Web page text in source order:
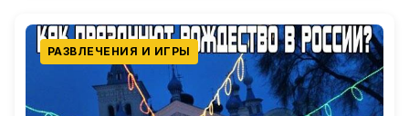
РАЗВЛЕЧЕНИЯ И ИГРЫ